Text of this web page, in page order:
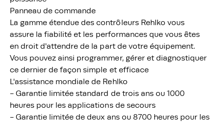
Panneau de commande
La gamme étendue des contrôleurs Rehlko vous
assure la fiabilité et les performances que vous êtes
en droit d'attendre de la part de votre équipement.
Vous pouvez ainsi programmer, gérer et diagnostiquer
ce dernier de façon simple et efficace
L'assistance mondiale de Rehlko
- Garantie limitée standard de trois ans ou 1000
heures pour les applications de secours
- Garantie limitée de deux ans ou 8700 heures pour les